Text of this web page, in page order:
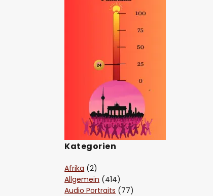
Kategorien
Afrika (2)
Allgemein (414)
Audio Portraits (77)